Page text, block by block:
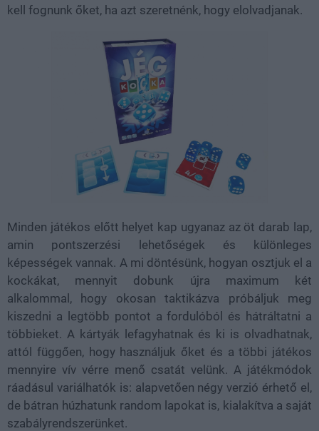
kell fognunk őket, ha azt szeretnénk, hogy elolvadjanak.
Minden játékos előtt helyet kap ugyanaz az öt darab lap,
amin pontszerzési lehetőségek és különleges
képességek vannak. A mi döntésünk, hogyan osztjuk el a
kockákat, mennyit dobunk újra maximum két
alkalommal, hogy okosan taktikázva próbáljuk meg
kiszedni a legtöbb pontot a fordulóból és hátráltatni a
többieket. A kártyák lefagyhatnak és ki is olvadhatnak,
attól függően, hogy használjuk őket és a többi játékos
mennyire vív vérre menő csatát velünk. A játékmódok
ráadásul variálhatók is: alapvetően négy verzió érhető el,
de bátran húzhatunk random lapokat is, kialakítva a saját
szabályrendszerünket.